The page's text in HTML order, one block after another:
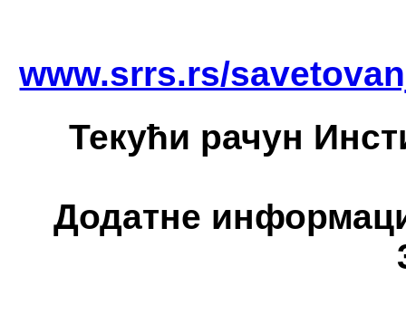
www.srrs.rs/
Текући рачун
Додатне